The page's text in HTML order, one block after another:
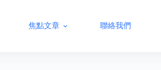
焦點文章 聯絡我們